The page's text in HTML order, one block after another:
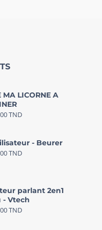
MA LICORNE A
TND
- Beurer
TND
parlant 2en1
- Vtech
TND